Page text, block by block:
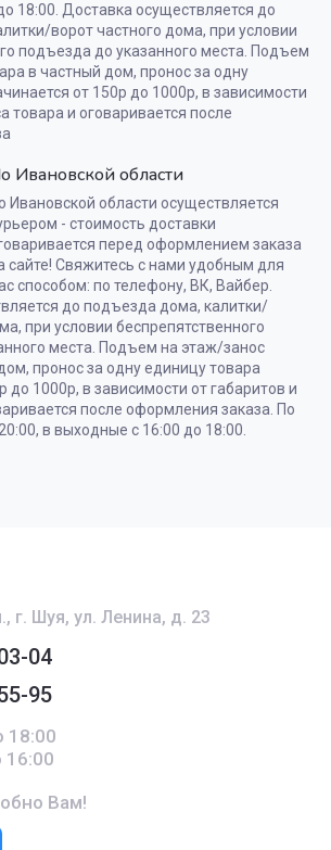
18:00. Доставка осуществляется до
ворот частного дома, при условии
подъезда до указанного места. Подъем
в частный дом, пронос за одну
от 150р до 1000р, в зависимости
товара и оговаривается после
Ивановской области
Ивановской области осуществляется
- стоимость доставки
перед оформлением заказа
сайте! Свяжитесь с нами удобным для
способом: по телефону, ВК, Вайбер.
до подъезда дома, калитки/
при условии беспрепятственного
места. Подъем на этаж/занос
пронос за одну единицу товара
до 1000р, в зависимости от габаритов и
после оформления заказа. По
в выходные с 16:00 до 18:00.
г. Шуя, ул. Ленина, д. 23
04
95
18:00
16:00
Вам!